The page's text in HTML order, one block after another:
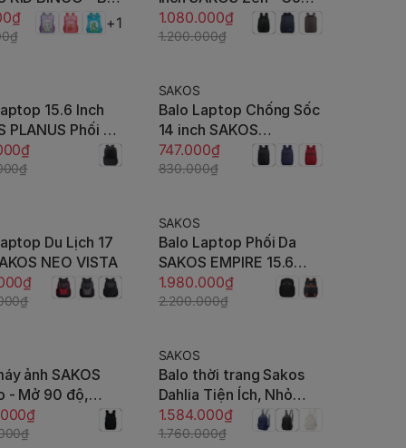
+1
ngăn bí mật, đai gài vali,
hiện đại, vải trượt nước
1.080.000₫
1.200.000₫
vào giỏ
15.6 Inch
PLANUS Phối Da
- BH Dài Hạn
-10%
Tùy chọn
SAKOS
Balo Laptop Chống Sốc
14 inch SAKOS
FRONTIER
747.000₫
830.000₫
Tùy chọn
Du Lịch 17
NEO VISTA
-10%
Tùy chọn
SAKOS
Balo Laptop Phối Da
SAKOS EMPIRE 15.6
inch
1.980.000₫
2.200.000₫
vào giỏ
ảnh SAKOS
- Mở 90 độ,
tùy chỉnh,
chống sốc
-10%
Tùy chọn
SAKOS
Balo thời trang Sakos
Dahlia Tiện Ích, Nhỏ
Gọn - BH Dài Hạn
1.584.000₫
1.760.000₫